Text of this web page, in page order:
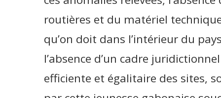
routières et du matériel
qu’on doit dans l’intérieur du
l’absence d’un cadre
efficiente et égalitaire des sites,